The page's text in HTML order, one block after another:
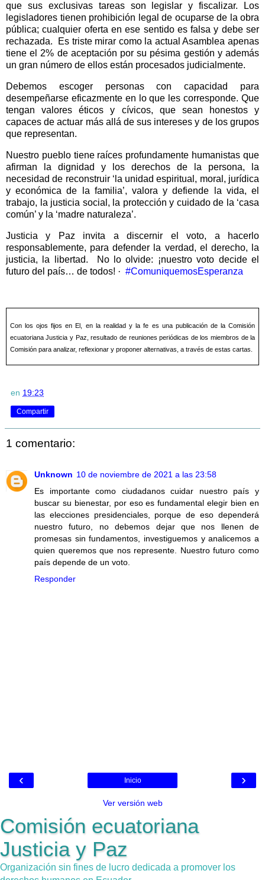
que sus exclusivas tareas son legislar y fiscalizar. Los
legisladores tienen prohibición legal de ocuparse de la obra
pública; cualquier oferta en ese sentido es falsa y debe ser
rechazada.
Es triste mirar como la actual Asamblea apenas
tiene el 2% de aceptación por su pésima gestión y además
un gran número de ellos están procesados judicialmente.
Debemos escoger personas con capacidad para
desempeñarse eficazmente en lo que les corresponde. Que
tengan valores éticos y cívicos, que sean honestos y
capaces de actuar más allá de sus intereses y de los grupos
que representan.
Nuestro pueblo tiene raíces profundamente humanistas que
afirman la dignidad y los derechos de la persona, la
necesidad de reconstruir ‘la unidad espiritual, moral, jurídica
y económica de la familia’, valora y defiende la vida, el
trabajo, la justicia social, la protección y cuidado de la ‘casa
común’ y la ‘madre naturaleza’.
Justicia y Paz invita a discernir el voto, a hacerlo
responsablemente, para defender la verdad, el derecho, la
justicia, la libertad.
No lo olvide: ¡nuestro voto decide el
futuro del país… de todos! · #ComuniquemosEsperanza
Con los ojos fijos en El, en la realidad y la fe es una publicación de la Comisión
ecuatoriana Justicia y Paz, resultado de reuniones periódicas de los miembros de la
Comisión para analizar, reflexionar y proponer alternativas, a través de estas cartas.
en 19:23
Compartir
1 comentario:
Unknown 10 de noviembre de 2021 a las 23:58
Es importante como ciudadanos cuidar nuestro país y
buscar su bienestar, por eso es fundamental elegir bien en
las elecciones presidenciales, porque de eso dependerá
nuestro futuro, no debemos dejar que nos llenen de
promesas sin fundamentos, investiguemos y analicemos a
quien queremos que nos represente. Nuestro futuro como
país depende de un voto.
Responder
‹ ›
Inicio
Ver versión web
Comisión ecuatoriana
Justicia y Paz
Organización sin fines de lucro dedicada a promover los